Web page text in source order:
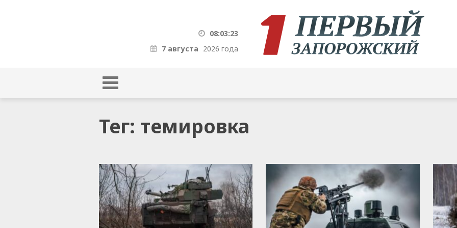
08:03:24
7 августа 2026 года
Тег: темировка